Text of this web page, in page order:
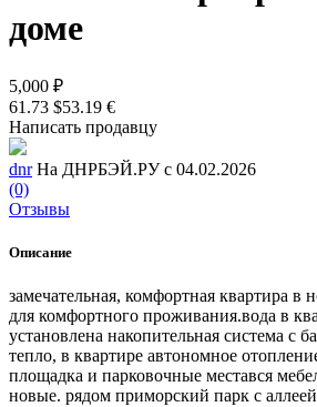
доме
5,000 ₽
61.73 $53.19 €
Написать продавцу
dnr На ДНРБЭЙ.РУ с 04.02.2026
(0)
Отзывы
Описание
замечательная, комфортная квартира в
для комфортного проживания.вода в
установлена накопительная система с
тепло, в квартире автономное
площадка и парковочные местався
новые. рядом приморский парк с